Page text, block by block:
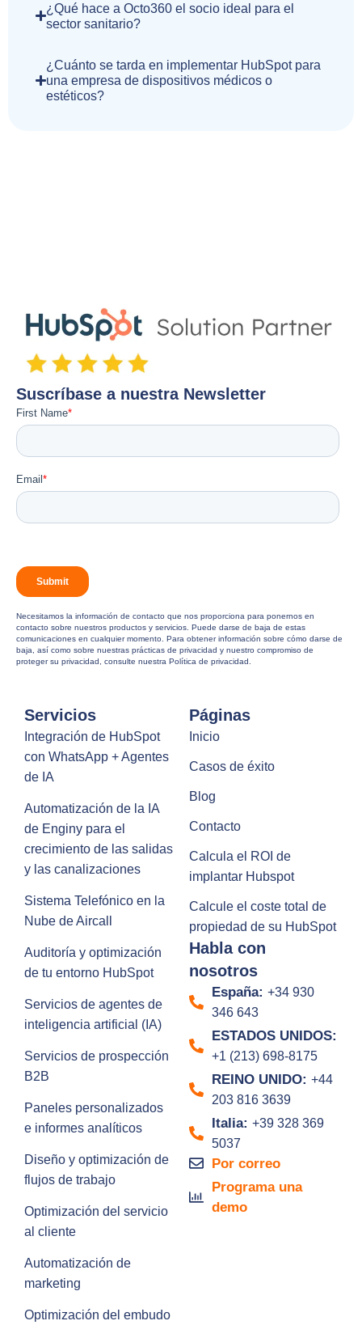
¿Qué hace a Octo360 el socio ideal para el
sector sanitario?
¿Cuánto se tarda en implementar HubSpot para
una empresa de dispositivos médicos o
estéticos?
Suscríbase a nuestra Newsletter
Necesitamos la información de contacto que nos proporciona para ponernos en
contacto sobre nuestros productos y servicios. Puede darse de baja de estas
comunicaciones en cualquier momento. Para obtener información sobre cómo darse de
baja, así como sobre nuestras prácticas de privacidad y nuestro compromiso de
proteger su privacidad, consulte nuestra Política de privacidad.
Servicios
Integración de HubSpot
con WhatsApp + Agentes
de IA
Automatización de la IA
de Enginy para el
crecimiento de las salidas
y las canalizaciones
Sistema Telefónico en la
Nube de Aircall
Auditoría y optimización
de tu entorno HubSpot
Servicios de agentes de
inteligencia artificial (IA)
Servicios de prospección
B2B
Paneles personalizados
e informes analíticos
Diseño y optimización de
flujos de trabajo
Optimización del servicio
al cliente
Automatización de
marketing
Optimización del embudo
Páginas
Inicio
Casos de éxito
Blog
Contacto
Calcula el ROI de
implantar Hubspot
Calcule el coste total de
propiedad de su HubSpot
Habla con
nosotros
España: +34 930
346 643
ESTADOS UNIDOS:
+1 (213) 698-8175
REINO UNIDO: +44
203 816 3639
Italia: +39 328 369
5037
Por correo
Programa una
demo